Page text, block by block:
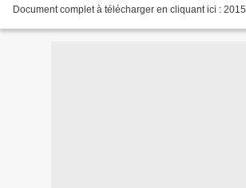
Document complet à télécharger en cliquant ici : 2015